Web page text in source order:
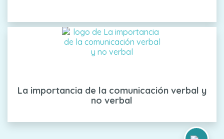
La importancia de la comunicación verbal y
no verbal